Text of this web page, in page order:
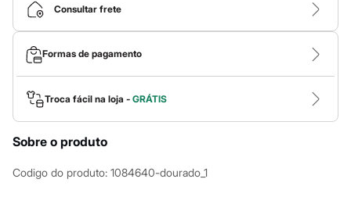
Acessórios
Bolsas
Bonés e Chapéus
Bijoux
Cintos
Óculos
Relógios
Calçados
Botas
Chinelos
Rasteirinhas
Sandálias
Sapatilhas
Consultar frete
Formas de pagamento
Troca fácil na loja - GRÁTIS
Sobre o produto
Codigo do produto: 1084640-dourado_1